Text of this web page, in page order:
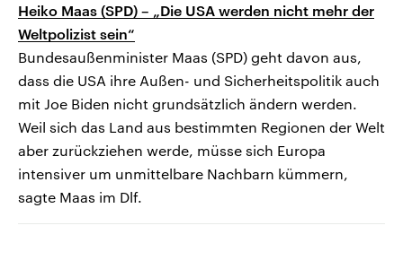
Heiko Maas (SPD) – „Die USA werden nicht mehr der
Weltpolizist sein“
Bundesaußenminister Maas (SPD) geht davon aus,
dass die USA ihre Außen- und Sicherheitspolitik auch
mit Joe Biden nicht grundsätzlich ändern werden.
Weil sich das Land aus bestimmten Regionen der Welt
aber zurückziehen werde, müsse sich Europa
intensiver um unmittelbare Nachbarn kümmern,
sagte Maas im Dlf.